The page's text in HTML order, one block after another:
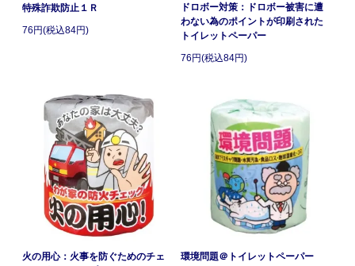
特殊詐欺防止１Ｒ
76円(税込84円)
ドロボー対策：ドロボー被害に遭
わない為のポイントが印刷された
トイレットペーパー
76円(税込84円)
火の用心：火事を防ぐためのチェ
環境問題＠トイレットペーパー